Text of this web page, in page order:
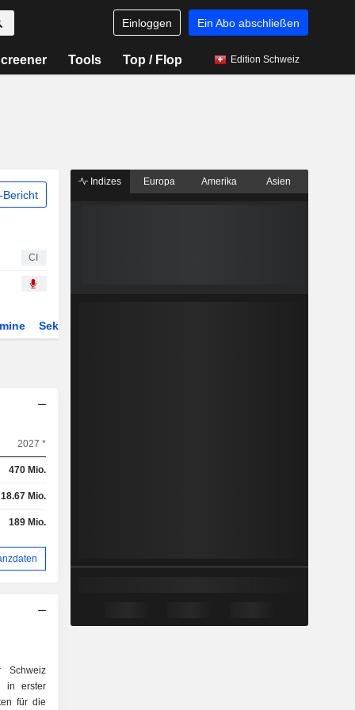
Einloggen Ein Abo abschließen
Tools Top / Flop Edition Schweiz
Bericht
CI
Sektor
2027 *
470 Mio.
18.67 Mio.
189 Mio.
in erster
für die
Indizes Europa Amerika Asien